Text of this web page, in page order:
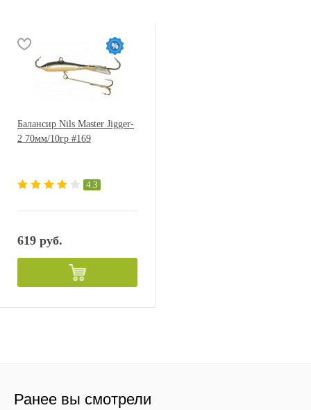
Балансир Nils Master Jigger-
2 70мм/10гр #169
4.3
619 руб.
Ранее вы смотрели